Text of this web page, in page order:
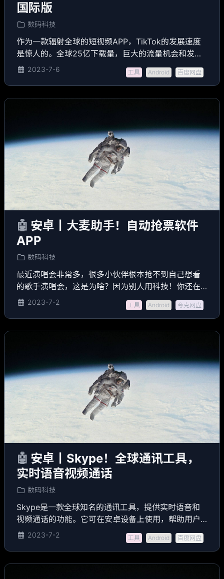
国际版
数码科技
作为一款辐射全球的短视频APP，TikTok的发展速度
是惊人的。全球25亿下载量，巨大的流量机会和发展
潜力。2023-7-6 工具 Android 百度网盘
🤖 安卓丨大麦助手！自动抢票软件
APP
数码科技
最近演唱会非常多，很多小伙伴根本抢不到自己想看
的歌手演唱会，这是为啥？因为别人用科技！你还在
用手抢啊！！
2023-7-2 工具 Android 夸克网盘
🤖 安卓丨Skype！全球通讯工具，
实时语音视频通话
数码科技
Skype是一款全球知名的通讯工具，提供实时语音和
视频通话的功能。它可在安卓设备上使用，帮助用户
与朋友、家人和同事保持联系。
2023-7-2 工具 Android 百度网盘